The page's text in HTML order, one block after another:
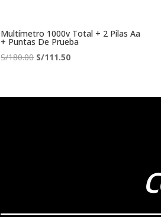
Multímetro 1000v Total + 2 Pilas Aa
+ Puntas De Prueba
S/180.00 El
era:
S/111.50El
es: